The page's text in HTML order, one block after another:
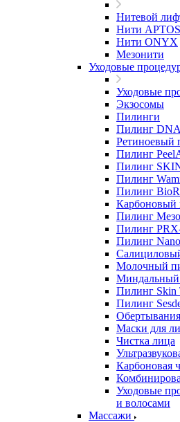
Нитевой
Нити APTOS
Нити ONYX
Мезонити
Уходовые
Уходовые
Экзосомы
Пилинги
Пилинг DNA
Ретиноевый
Пилинг
Пилинг
Пилинг
Пилинг
Карбоновый
Пилинг
Пилинг
Пилинг Nano
Молочный
Пилинг Skin
Пилинг
Обертывания
Маски для
Чистка лица
Карбоновая
Уходовые
и волосами
Массажи